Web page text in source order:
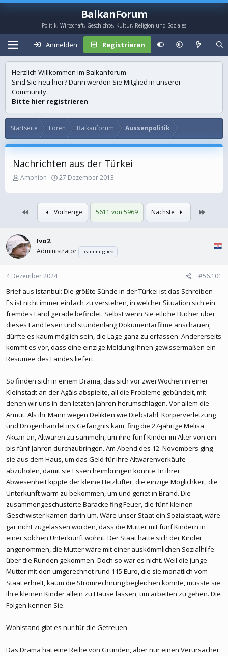
BalkanForum
Politik, Wirtschaft, Geschichte, Kultur, Religion und Soziales
Anmelden Registrieren
Herzlich Willkommen im Balkanforum
Sind Sie neu hier? Dann werden Sie Mitglied in unserer
Community.
Bitte hier registrieren
Startseite Foren Balkanforum Aussenpolitik
Nachrichten aus der Türkei
E
s
e
e
r
Amphion
E
s
t
e
l
a
27 Dezember 2013
Vorherige 5611 von 5969 Nächste
Ivo2
Administrator Teammitglied
4 Dezember 2024 #56.101
Brief aus Istanbul: Die größte Sünde in der Türkei ist das Schreiben
Es ist nicht immer einfach zu verstehen, in welcher Situation sich ein
fremdes Land gerade befindet. Selbst wenn Sie etliche Bücher über
dieses Land lesen und stundenlang Dokumentarfilme anschauen,
dürfte es kaum möglich sein, die Lage ganz zu erfassen. Andererseits
kommt es vor, dass eine einzige Meldung Ihnen gewissermaßen ein
Resümee des Landes liefert.
So finden sich in einem Drama, das sich vor zwei Wochen in einer
Kleinstadt an der Ägäis abspielte, all die Probleme gebündelt, mit
denen wir uns in den letzten Jahren herumschlagen. Vor allem die
Armut. Als ihr Mann wegen Delikten wie Diebstahl, Körperverletzung
und Drogenhandel ins Gefängnis kam, fing die 27-jährige Melisa
Akcan an, Altwaren zu sammeln, um ihre fünf Kinder im Alter von ein
bis fünf Jahren durchzubringen. Am Abend des 12. Novembers ging
sie aus dem Haus, um das Geld für ihre Altwarenverkäufe
abzuholen, damit sie Essen heimbringen könnte. In ihrer
Abwesenheit kippte der kleine Heizlüfter, die einzige Möglichkeit, die
Unterkunft warm zu bekommen, um und geriet in Brand. Die
zusammengeschusterte Baracke fing Feuer, die fünf kleinen
Geschwister kamen darin um. Wäre unser Staat ein Sozialstaat, wäre
gar nicht zugelassen worden, dass die Mutter mit fünf Kindern in
einer solchen Unterkunft wohnt. Der Staat hätte sich der Kinder
angenommen, die Mutter wäre mit einer auskömmlichen Sozialhilfe
über die Runden gekommen. Doch so war es nicht. Weil die junge
Mutter mit den umgerechnet rund 115 Euro, die sie monatlich vom
Staat erhielt, kaum die Stromrechnung begleichen konnte, musste sie
ihre kleinen Kinder allein zu Hause lassen, um arbeiten zu gehen. Die
Folgen kennen Sie.
Wohlstand gibt es nur für die Getreuen
Das Drama hat eine Reihe von Gründen, aber nur einen Verursacher: